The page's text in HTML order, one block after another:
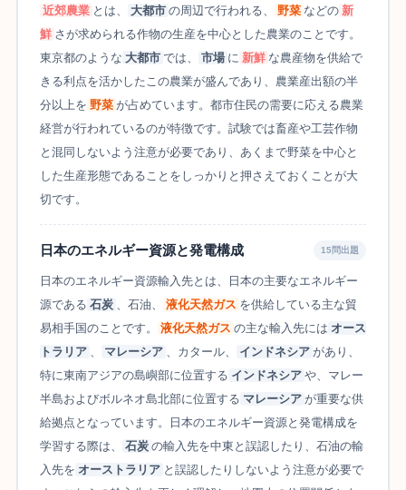
近郊農業 とは、 大都市 の周辺で行われる、 野菜 などの 新
鮮 さが求められる作物の生産を中心とした農業のことです。
東京都のような 大都市 では、 市場 に 新鮮 な農産物を供給で
きる利点を活かしたこの農業が盛んであり、農業産出額の半
分以上を 野菜 が占めています。都市住民の需要に応える農業
経営が行われているのが特徴です。試験では畜産や工芸作物
と混同しないよう注意が必要であり、あくまで野菜を中心と
した生産形態であることをしっかりと押さえておくことが大
切です。
日本のエネルギー資源と発電構成 15問出題
日本のエネルギー資源輸入先とは、日本の主要なエネルギー
源である 石炭 、石油、 液化天然ガス を供給している主な貿
易相手国のことです。
液化天然ガス の主な輸入先には オース
トラリア 、 マレーシア 、カタール、 インドネシア があり、
特に東南アジアの島嶼部に位置する インドネシア や、マレー
半島およびボルネオ島北部に位置する マレーシア が重要な供
給拠点となっています。日本のエネルギー資源と発電構成を
学習する際は、
石炭 の輸入先を中東と誤認したり、石油の輸
入先を オーストラリア と誤認したりしないよう注意が必要で